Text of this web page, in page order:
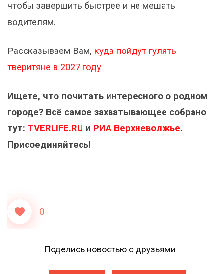
чтобы завершить быстрее и не мешать
водителям.
Рассказываем Вам, куда пойдут гулять
тверитяне в 2027 году
Ищете, что почитать интересного о родном
городе? Всё самое захватывающее собрано
тут: TVERLIFE.RU и РИА Верхневолжье.
Присоединяйтесь!
0
Поделись новостью с друзьями